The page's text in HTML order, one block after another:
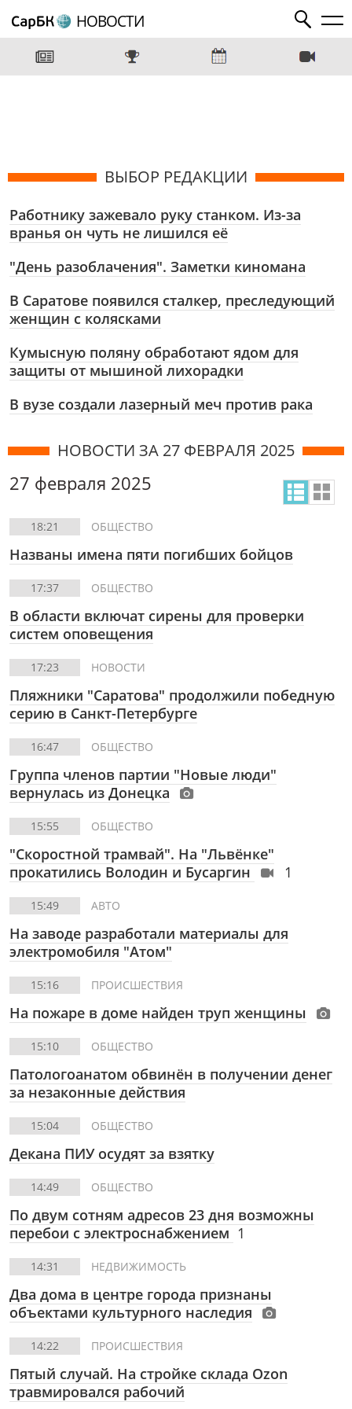
НОВОСТИ
ВЫБОР РЕДАКЦИИ
Работнику зажевало руку станком. Из-за
вранья он чуть не лишился её
"День разоблачения". Заметки киномана
В Саратове появился сталкер, преследующий
женщин с колясками
Кумысную поляну обработают ядом для
защиты от мышиной лихорадки
В вузе создали лазерный меч против рака
НОВОСТИ ЗА 27 ФЕВРАЛЯ 2025
27 февраля 2025
18:21 ОБЩЕСТВО
Названы имена пяти погибших бойцов
17:37 ОБЩЕСТВО
В области включат сирены для проверки
систем оповещения
17:23 НОВОСТИ
Пляжники "Саратова" продолжили победную
серию в Санкт-Петербурге
16:47 ОБЩЕСТВО
Группа членов партии "Новые люди"
вернулась из Донецка
15:55 ОБЩЕСТВО
"Скоростной трамвай". На "Львёнке"
прокатились Володин и Бусаргин
1
15:49 АВТО
На заводе разработали материалы для
электромобиля "Атом"
15:16 ПРОИСШЕСТВИЯ
На пожаре в доме найден труп женщины
15:10 ОБЩЕСТВО
Патологоанатом обвинён в получении денег
за незаконные действия
15:04 ОБЩЕСТВО
Декана ПИУ осудят за взятку
14:49 ОБЩЕСТВО
По двум сотням адресов 23 дня возможны
перебои с электроснабжением 1
14:31 НЕДВИЖИМОСТЬ
Два дома в центре города признаны
объектами культурного наследия
14:22 ПРОИСШЕСТВИЯ
Пятый случай. На стройке склада Ozon
травмировался рабочий